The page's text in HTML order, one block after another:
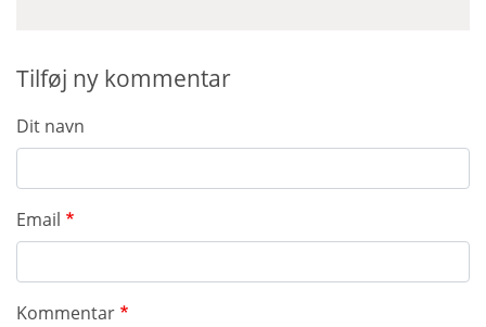
Tilføj ny kommentar
Dit navn
Email
Kommentar